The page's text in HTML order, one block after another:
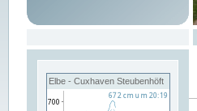
Elbe - Cuxhaven Steubenhöft